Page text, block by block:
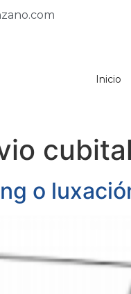
Inicio
cubital
o